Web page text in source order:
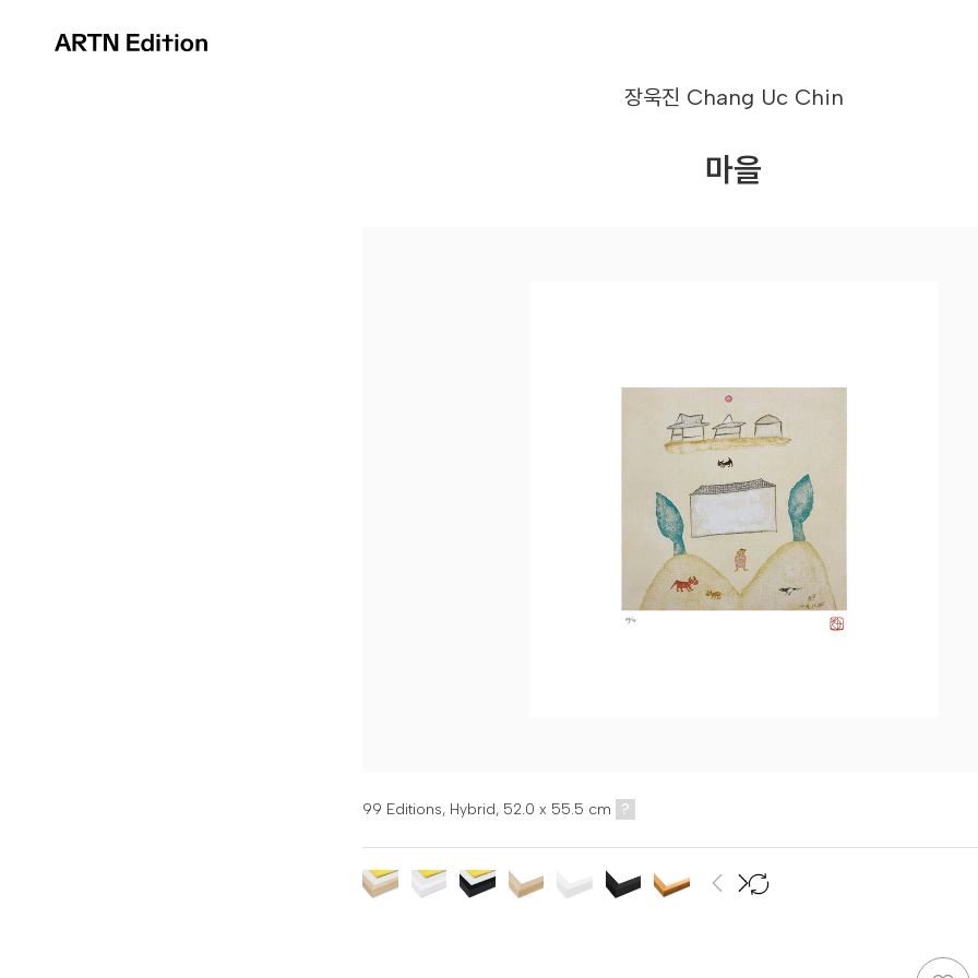
장욱진 Chang Uc Chin
마을
99 Editions, Hybrid, 52.0 x 55.5 cm ?